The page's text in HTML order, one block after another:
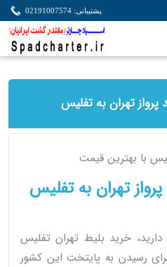
پشتیبانی: 02191007574
تهران به تفلیس
با بهترین قیمت
تهران به تفلیس
خرید بلیط تهران تفلیس
رسیدن به پایتخت این کشور